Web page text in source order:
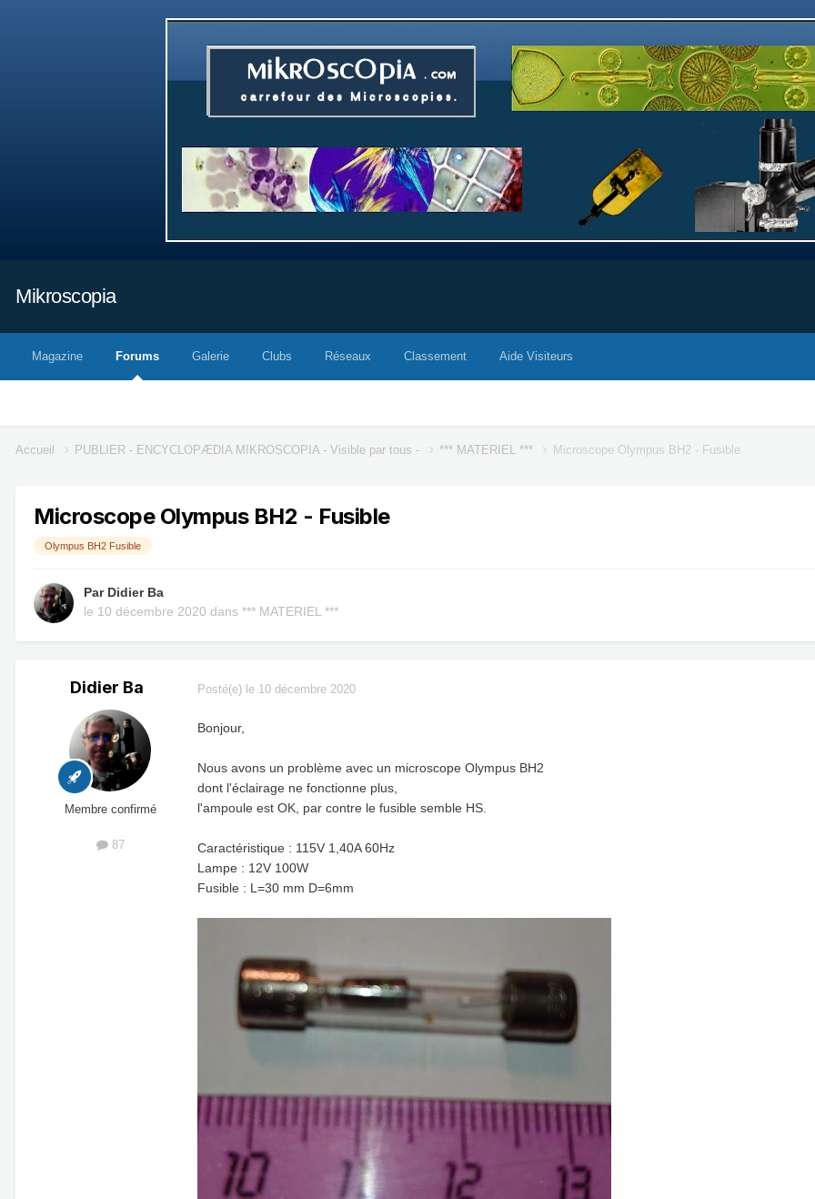
Mikroscopia
Magazine Forums Galerie Clubs Réseaux Classement Aide Visiteurs
Accueil PUBLIER - ENCYCLOPÆDIA MIKROSCOPIA - Visible par tous - *** MATERIEL *** Microscope Olympus BH2 - Fusible
Microscope Olympus BH2 - Fusible
Olympus BH2 Fusible
Par Didier Ba
le 10 décembre 2020 dans *** MATERIEL ***
Didier Ba
Membre confirmé
87
Posté(e) le 10 décembre 2020
Bonjour,
Nous avons un problème avec un microscope Olympus BH2
dont l'éclairage ne fonctionne plus,
l'ampoule est OK, par contre le fusible semble HS.
Caractéristique : 115V 1,40A 60Hz
Lampe : 12V 100W
Fusible : L=30 mm D=6mm